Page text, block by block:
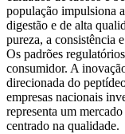
população impulsiona
digestão e de alta
pureza, a consistência
Os padrões
consumidor. A
direcionada do
empresas nacionais
representa um
centrado na qualidade.